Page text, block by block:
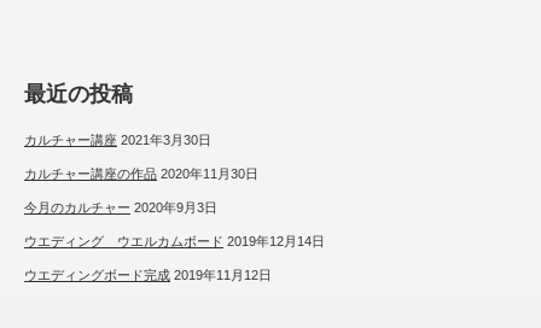
最近の投稿
カルチャー講座 2021年3月30日
カルチャー講座の作品 2020年11月30日
今月のカルチャー 2020年9月3日
ウエディング ウエルカムボード 2019年12月14日
ウエディングボード完成 2019年11月12日